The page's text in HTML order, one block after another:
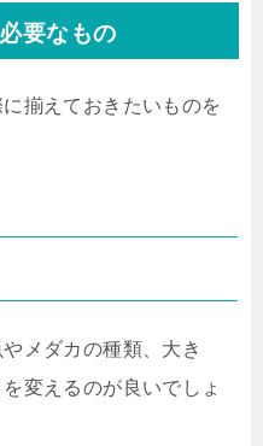
要なもの
揃えておきたいものを
メダカの種類、大き
変えるのが良いでしょ